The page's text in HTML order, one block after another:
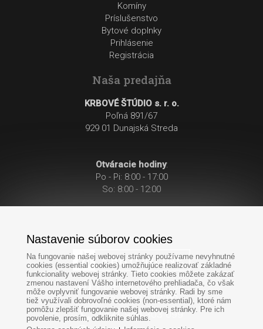
Komíny
Príslušenstvo
Bytové doplnky
Prihlásenie
Registrácia
Naša predajňa
KRBOVÉ ŠTÚDIO s. r. o.
Poľná 891/67
929 01 Dunajská Streda
Otváracie hodiny:
Po - Pi: 8:00 - 17:00
So: 8:00 - 12:00
Po-Pi: 8:00 - 17:00
So: 8:00 - 12:00
+421949303 099
Nastavenie súborov cookies
Na fungovanie našej webovej stránky používame nevyhnutné
cookies (essential cookies) umožňujúce realizovať základné
funkcionality webovej stránky. Tieto cookies môžete zakázať
zmenou nastavení Vášho internetového prehliadača, čo však
môže ovplyvniť fungovanie webovej stránky. Radi by sme
tiež využívali dobrovoľné cookies (non-essential), ktoré nám
pomôžu zlepšiť fungovanie našej webovej stránky. Pre ich
povolenie, prosím, odkliknite súhlas.